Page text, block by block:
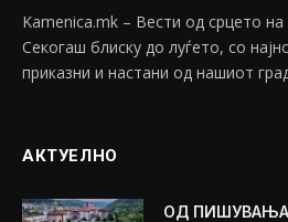
Kamenica.mk – Вести од срцето
Секогаш блиску до луѓето, со
приказни и настани од нашиот
АКТУЕЛНО
ОД